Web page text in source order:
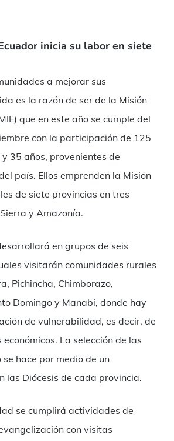
inicia su labor en siete
a mejorar sus
es la razón de ser de la Misión
que en este año se cumple del
con la participación de 125
35 años, provenientes de
país. Ellos emprenden la Misión
de siete provincias en tres
y Amazonía.
en grupos de seis
visitarán comunidades rurales
Pichincha, Chimborazo,
Domingo y Manabí, donde hay
de vulnerabilidad, es decir, de
económicos. La selección de las
hace por medio de un
las Diócesis de cada provincia.
se cumplirá actividades de
con visitas